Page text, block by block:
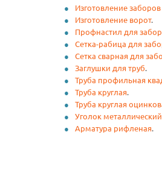
Изготовление
Изготовление ворот.
Профнастил для
Сетка-рабица для
Сетка сварная для
Заглушки для труб.
Труба профильная
Труба круглая.
Труба круглая
Уголок металлический
Арматура рифленая.